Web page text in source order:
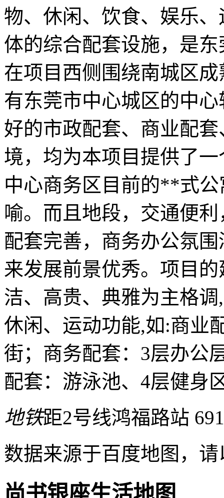
物、休闲、饮食、娱乐
体的综合配套设施，是
在项目西侧围绕南城区
有东莞市中心城区的中
好的市政配套、商业配
境，均为本项目提供了
中心商务区目前的**式
喻。而且地段，交通便
配套完善，商务办公氛
来发展前景优秀。项目
洁、高贵、典雅为主格
休闲、运动功能,如:商业
街；商务配套：3层办公
配套：游泳池、4层健身
地铁距2号线鸿福路站
数据来源于百度地图，